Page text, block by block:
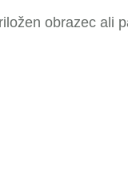
obrazec ali